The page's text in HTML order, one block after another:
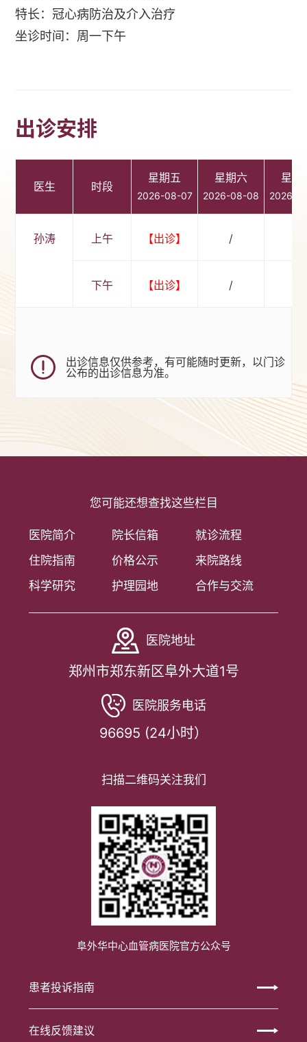
特长：冠心病防治及介入治疗
坐诊时间：周一下午
出诊安排
医生 时段
星期五
2026-08-07
星期六
2026-08-08
星期
2026-
孙涛 上午 【出诊】 /
下午 【出诊】 /
出诊信息仅供参考，有可能随时更新，以门诊
公布的出诊信息为准。
您可能还想查找这些栏目
医院简介 院长信箱
就诊流程
住院指南
价格公示
来院路线
科学研究
护理园地 合作与交流
医院地址
郑州市郑东新区阜外大道1号
医院服务电话
96695 (24小时）
扫描二维码关注我们
阜外华中心血管病医院官方公众号
患者投诉指南
在线反馈建议